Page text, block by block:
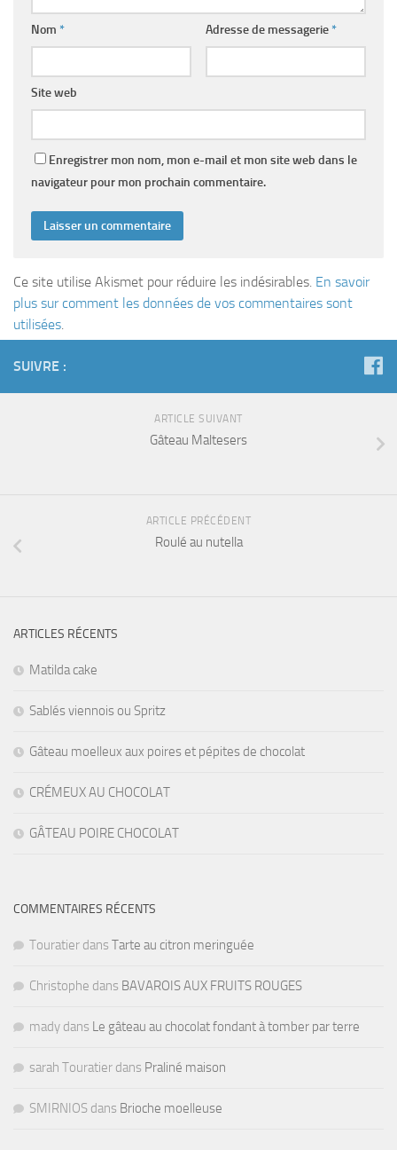
Nom * Adresse de messagerie*
Site web
Enregistrer mon nom, mon e-mail et mon site web dans le
navigateur pour mon prochain commentaire.
Ce site utilise Akismet pour réduire les indésirables. En savoir
plus sur comment les données de vos commentaires sont
utilisées.
SUIVRE :
ARTICLE SUIVANT
Gâteau Maltesers
ARTICLE PRÉCÉDENT
Roulé au nutella
ARTICLES RÉCENTS
Matilda cake
Sablés viennois ou Spritz
Gâteau moelleux aux poires et pépites de chocolat
CRÉMEUX AU CHOCOLAT
GÂTEAU POIRE CHOCOLAT
COMMENTAIRES RÉCENTS
Touratier dans Tarte au citron meringuée
Christophe dans BAVAROIS AUX FRUITS ROUGES
mady dans Le gâteau au chocolat fondant à tomber par terre
sarah Touratier dans Praliné maison
SMIRNIOS dans Brioche moelleuse